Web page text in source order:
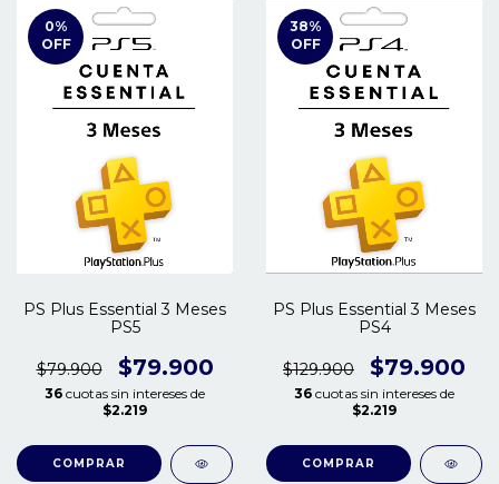
0%
OFF
PS Plus Essential 3 Meses
PS5
$79.900 $79.900
36 cuotas sin intereses de
$2.219
38%
OFF
PS Plus Essential 3 Meses
PS4
$129.900 $79.900
36 cuotas sin intereses de
$2.219